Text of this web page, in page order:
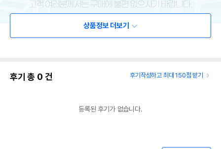
상품정보 더보기
후기 총 0 건 후기작성하고 최대 150점 받기
등록된 후기가 없습니다.